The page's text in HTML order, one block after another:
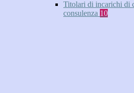
Titolari di incarichi di
consulenza 10